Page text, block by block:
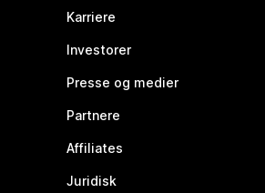
Karriere
Investorer
Presse og medier
Partnere
Affiliates
Juridisk